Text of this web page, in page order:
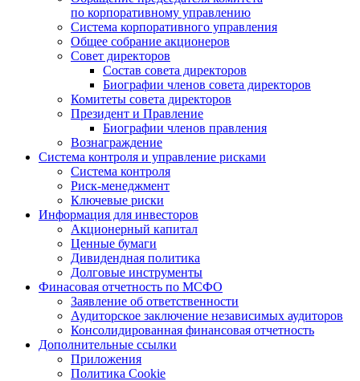
по корпоративному управлению
Система корпоративного управления
Общее собрание акционеров
Совет директоров
Состав совета директоров
Биографии членов совета директоров
Комитеты совета директоров
Президент и Правление
Биографии членов правления
Вознаграждение
Система контроля и управление рисками
Система контроля
Риск-менеджмент
Ключевые риски
Информация для инвесторов
Акционерный капитал
Ценные бумаги
Дивидендная политика
Долговые инструменты
Финасовая отчетность по МСФО
Заявление об ответственности
Аудиторское заключение независимых аудиторов
Консолидированная финансовая отчетность
Дополнительные ссылки
Приложения
Политика Cookie